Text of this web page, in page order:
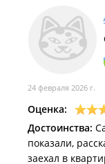
24 февраля 2026 г.
Оценка:
Достоинства:
показали,
заехал в